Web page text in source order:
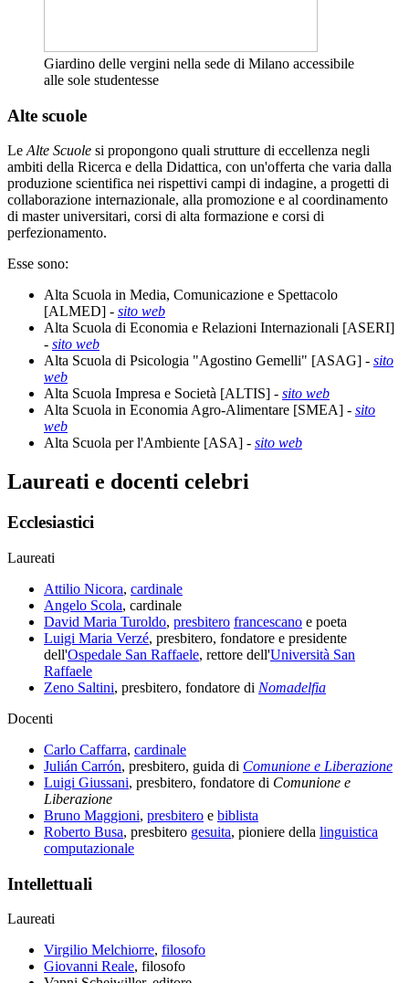
Giardino delle vergini nella sede di Milano accessibile
alle sole studentesse
Alte scuole
Le Alte Scuole si propongono quali strutture di eccellenza negli
ambiti della Ricerca e della Didattica, con un'offerta che varia dalla
produzione scientifica nei rispettivi campi di indagine, a progetti di
collaborazione internazionale, alla promozione e al coordinamento
di master universitari, corsi di alta formazione e corsi di
perfezionamento.
Esse sono:
Alta Scuola in Media, Comunicazione e Spettacolo
[ALMED] - sito web
Alta Scuola di Economia e Relazioni Internazionali [ASERI]
- sito web
Alta Scuola di Psicologia "Agostino Gemelli" [ASAG] - sito
web
Alta Scuola Impresa e Società [ALTIS] - sito web
Alta Scuola in Economia Agro-Alimentare [SMEA] - sito
web
Alta Scuola per l'Ambiente [ASA] - sito web
Laureati e docenti celebri
Ecclesiastici
Laureati
Attilio Nicora, cardinale
Angelo Scola, cardinale
David Maria Turoldo, presbitero francescano e poeta
Luigi Maria Verzé, presbitero, fondatore e presidente
dell'Ospedale San Raffaele, rettore dell'Università San
Raffaele
Zeno Saltini, presbitero, fondatore di Nomadelfia
Docenti
Carlo Caffarra, cardinale
Julián Carrón, presbitero, guida di Comunione e Liberazione
Luigi Giussani, presbitero, fondatore di Comunione e
Liberazione
Bruno Maggioni, presbitero e biblista
Roberto Busa, presbitero gesuita, pioniere della linguistica
computazionale
Intellettuali
Laureati
Virgilio Melchiorre, filosofo
Giovanni Reale, filosofo